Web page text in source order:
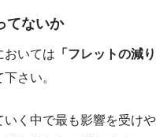
てないか
おいては 「フレットの減り
さい。
く中で最も影響を受け